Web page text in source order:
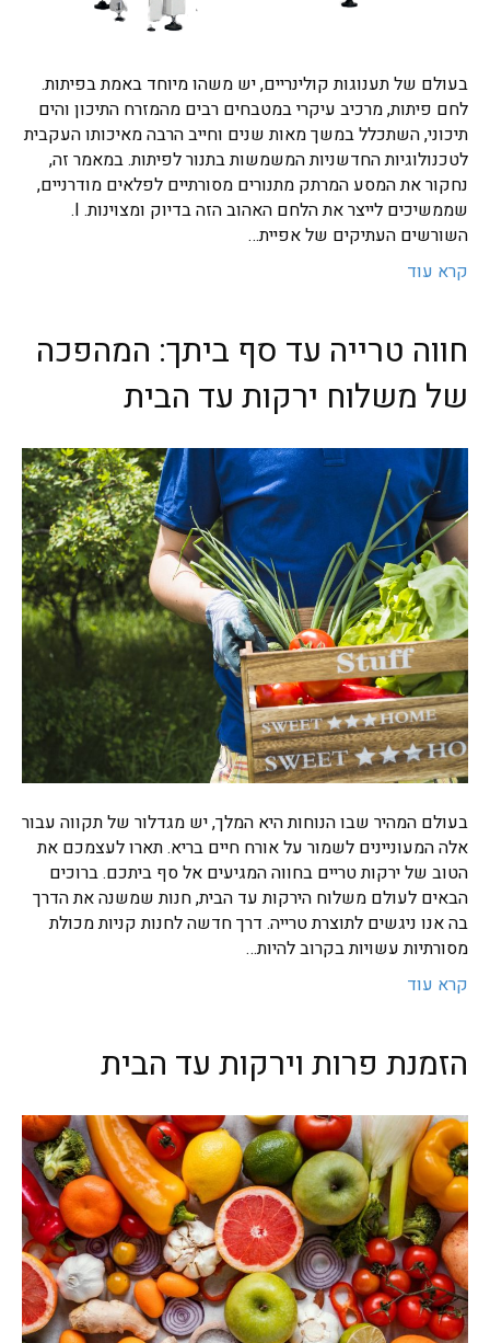
בעולם של תענוגות קולינריים, יש משהו מיוחד באמת בפיתות.
לחם פיתות, מרכיב עיקרי במטבחים רבים מהמזרח התיכון והים
תיכוני, השתכלל במשך מאות שנים וחייב הרבה מאיכותו העקבית
לטכנולוגיות החדשניות המשמשות בתנור לפיתות. במאמר זה,
נחקור את המסע המרתק מתנורים מסורתיים לפלאים מודרניים,
שממשיכים לייצר את הלחם האהוב הזה בדיוק ומצוינות. I.
השורשים העתיקים של אפיית…
קרא עוד
חווה טרייה עד סף ביתך: המהפכה
של משלוח ירקות עד הבית
בעולם המהיר שבו הנוחות היא המלך, יש מגדלור של תקווה עבור
אלה המעוניינים לשמור על אורח חיים בריא. תארו לעצמכם את
הטוב של ירקות טריים בחווה המגיעים אל סף ביתכם. ברוכים
הבאים לעולם משלוח הירקות עד הבית, חנות שמשנה את הדרך
בה אנו ניגשים לתוצרת טרייה. דרך חדשה לחנות קניות מכולת
מסורתיות עשויות בקרוב להיות…
קרא עוד
הזמנת פרות וירקות עד הבית